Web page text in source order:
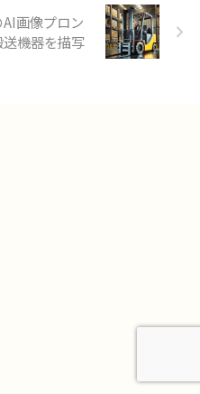
AI画像プロン
機器を描写